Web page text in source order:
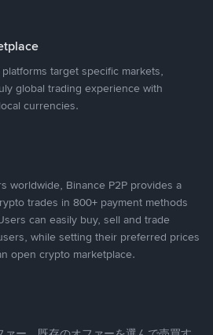
target specific markets,
global trading experience with
currencies.
worldwide, Binance P2P provides a
trades in 800+ payment methods
can easily buy, sell and trade
while setting their preferred prices
open crypto marketplace.